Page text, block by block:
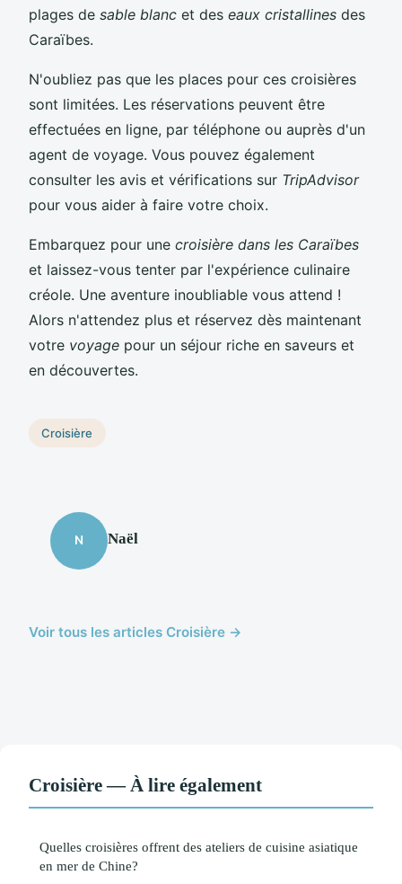
plages de sable blanc et des eaux cristallines des
Caraïbes.
N'oubliez pas que les places pour ces croisières
sont limitées. Les réservations peuvent être
effectuées en ligne, par téléphone ou auprès d'un
agent de voyage. Vous pouvez également
consulter les avis et vérifications sur TripAdvisor
pour vous aider à faire votre choix.
Embarquez pour une croisière dans les Caraïbes
et laissez-vous tenter par l'expérience culinaire
créole. Une aventure inoubliable vous attend !
Alors n'attendez plus et réservez dès maintenant
votre voyage pour un séjour riche en saveurs et
en découvertes.
Croisière
N Naël
Voir tous les articles Croisière →
Croisière — À lire également
Quelles croisières offrent des ateliers de cuisine asiatique
en mer de Chine?